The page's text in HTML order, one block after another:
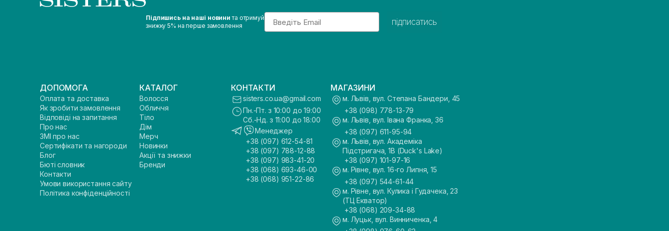
Підпишись на наші новини та отримуй
знижку 5% на перше замовлення
Email
підписатись
ДОПОМОГА
Оплата та доставка
Як зробити замовлення
Відповіді на запитання
Про нас
ЗМІ про нас
Сертифікати та нагороди
Блог
Бюті словник
Контакти
Умови використання сайту
Політика конфіденційності
КАТАЛОГ
Волосся
Обличчя
Тіло
Дім
Мерч
Новинки
Акції та знижки
Бренди
КОНТАКТИ
sisters.co.ua@gmail.com
Пн.-Пт. з 10:00 до 19:00
Сб.-Нд. з 11:00 до 18:00
Менеджер
+38 (097) 612-54-81
+38 (097) 788-12-88
+38 (097) 983-41-20
+38 (068) 693-46-00
+38 (068) 951-22-86
МАГАЗИНИ
м. Львів, вул. Степана Бандери, 45
+38 (098) 778-13-79
м. Львів, вул. Івана Франка, 36
+38 (097) 611-95-94
м. Львів, вул. Академіка
Підстригача, 1В (Duck's Lake)
+38 (097) 101-97-16
м. Рівне, вул. 16-го Липня, 15
+38 (097) 544-61-44
м. Рівне, вул. Кулика і Гудачека, 23
(ТЦ Екватор)
+38 (068) 209-34-88
м. Луцьк, вул. Винниченка, 4